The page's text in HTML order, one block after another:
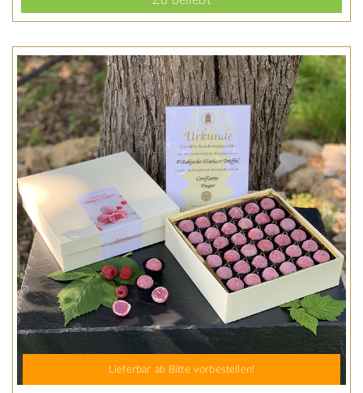
Lieferbar ab Bitte vorbestellen!